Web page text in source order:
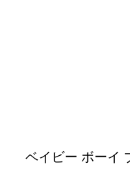
ベイビー ボーイ